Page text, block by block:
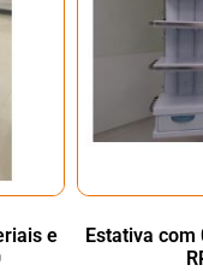
e
Estativa com